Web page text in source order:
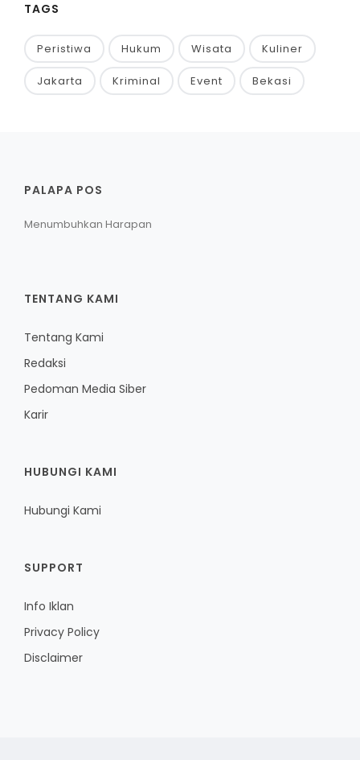
TAGS
Peristiwa Hukum Wisata Kuliner
Jakarta Kriminal Event Bekasi
PALAPA POS
Menumbuhkan Harapan
TENTANG KAMI
Tentang Kami
Redaksi
Pedoman Media Siber
Karir
HUBUNGI KAMI
Hubungi Kami
SUPPORT
Info Iklan
Privacy Policy
Disclaimer